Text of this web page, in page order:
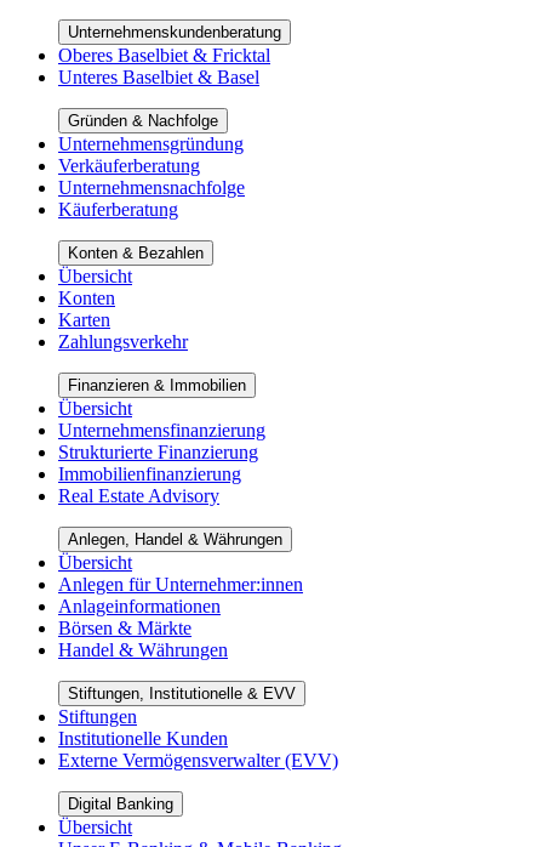
Unternehmenskundenberatung
Oberes Baselbiet & Fricktal
Unteres Baselbiet & Basel
Gründen & Nachfolge
Unternehmensgründung
Verkäuferberatung
Unternehmensnachfolge
Käuferberatung
Konten & Bezahlen
Übersicht
Konten
Karten
Zahlungsverkehr
Finanzieren & Immobilien
Übersicht
Unternehmensfinanzierung
Strukturierte Finanzierung
Immobilienfinanzierung
Real Estate Advisory
Anlegen, Handel & Währungen
Übersicht
Anlegen für Unternehmer:innen
Anlageinformationen
Börsen & Märkte
Handel & Währungen
Stiftungen, Institutionelle & EVV
Stiftungen
Institutionelle Kunden
Externe Vermögensverwalter (EVV)
Digital Banking
Übersicht